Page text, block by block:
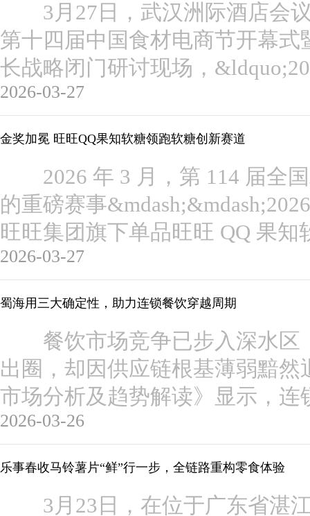
3月27日，武汉洲际酒店会议
第十四届中国食材电商节开幕
长战略闭门研讨现场，
2026-03-27
金奖加冕 旺旺QQ果知软糖领跑软糖创新赛道
2026 年 3 月，第 114 届全国
的重磅赛事
旺旺集团旗下单品旺旺 QQ 果
2026-03-27
蜀海用三大确定性，助力连锁餐饮穿越周期
餐饮市场竞争已步入深水区
出圈，却因供应链根基薄弱黯
市场分析及趋势解读》显示，
2026-03-26
乐事春收马铃薯片“鲜”行一步，全链路重构零食体验
3月23日，在位于广东省湛江